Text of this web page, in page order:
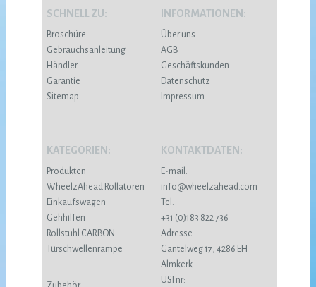
SCHNELL ZU:
Broschüre
Gebrauchsanleitung
Händler
Garantie
Sitemap
INFORMATIONEN:
Über uns
AGB
Geschäftskunden
Datenschutz
Impressum
KATEGORIEN:
Produkten
WheelzAhead Rollatoren
Einkaufswagen
Gehhilfen
Rollstuhl CARBON
Türschwellenrampe
KONTAKTDATEN:
E-mail:
info@wheelzahead.com
Tel:
+31 (0)183 822 736
Adresse:
Gantelweg 17, 4286 EH
Almkerk
USI nr: